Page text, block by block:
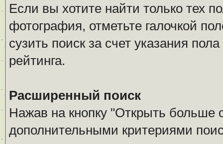
Если вы хотите найти только тех
фотография, отметьте галочкой
сузить поиск за счет указания
рейтинга.
Расширенный поиск
Нажав на кнопку "Открыть больше
дополнительными критериями